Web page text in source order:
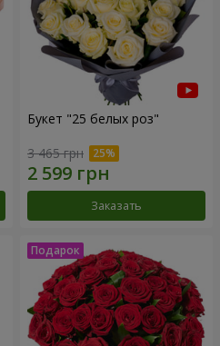
Букет "25 белых роз"
3 465 грн
Заказать